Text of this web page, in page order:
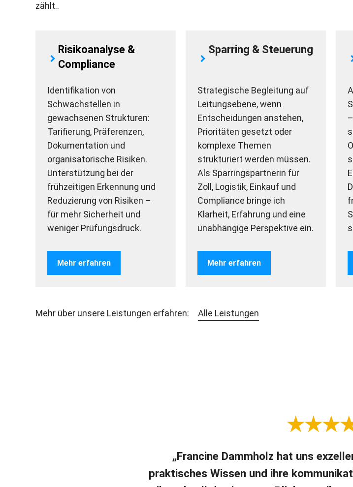
zählt..
Risikoanalyse &
Compliance
Identifikation von
Schwachstellen in
gewachsenen Strukturen:
Tarifierung, Präferenzen,
Dokumentation und
organisatorische Risiken.
Unterstützung bei der
frühzeitigen Erkennung und
Reduzierung von Risiken –
für mehr Sicherheit und
weniger Prüfungsdruck.
Mehr erfahren
Sparring & Steuerung
Strategische Begleitung auf
Leitungsebene, wenn
Entscheidungen anstehen,
Prioritäten gesetzt oder
komplexe Themen
strukturiert werden müssen.
Als Sparringspartnerin für
Zoll, Logistik, Einkauf und
Compliance bringe ich
Klarheit, Erfahrung und eine
unabhängige Perspektive ein.
Mehr erfahren
Mehr über unsere Leistungen erfahren: Alle Leistungen
„Francine Dammholz hat uns
praktisches Wissen und ihre